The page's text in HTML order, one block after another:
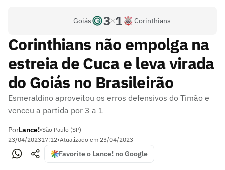
Goiás 3 1 Corinthians
Corinthians não empolga na
estreia de Cuca e leva virada
do Goiás no Brasileirão
Esmeraldino aproveitou os erros defensivos do Timão e
venceu a partida por 3 a 1
PorLance!•São Paulo (SP)
23/04/202317:12•Atualizado em 23/04/2023
Favorite o Lance! no Google